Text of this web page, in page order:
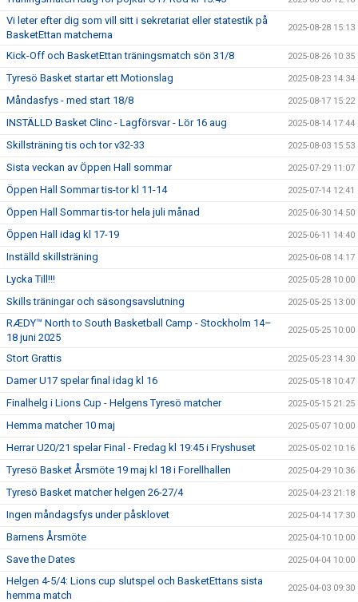
Vi leter efter dig som vill sitt i sekretariat eller statestik på
BasketEttan matcherna
2025-08-28 15:13
Kick-Off och BasketEttan träningsmatch sön 31/8 2025-08-26 10:35
Tyresö Basket startar ett Motionslag 2025-08-23 14:34
Måndasfys - med start 18/8 2025-08-17 15:22
INSTÄLLD Basket Clinc - Lagförsvar - Lör 16 aug 2025-08-14 17:44
Skillsträning tis och tor v32-33 2025-08-03 15:53
Sista veckan av Öppen Hall sommar 2025-07-29 11:07
Öppen Hall Sommar tis-tor kl 11-14 2025-07-14 12:41
Öppen Hall Sommar tis-tor hela juli månad 2025-06-30 14:50
Öppen Hall idag kl 17-19 2025-06-11 14:40
Inställd skillsträning 2025-06-08 14:17
Lycka Till!!! 2025-05-28 10:00
Skills träningar och säsongsavslutning 2025-05-25 13:00
RÆDY™ North to South Basketball Camp - Stockholm 14–
18 juni 2025
2025-05-25 10:00
Stort Grattis 2025-05-23 14:30
Damer U17 spelar final idag kl 16 2025-05-18 10:47
Finalhelg i Lions Cup - Helgens Tyresö matcher 2025-05-15 21:25
Hemma matcher 10 maj 2025-05-07 10:00
Herrar U20/21 spelar Final - Fredag kl 19:45 i Fryshuset 2025-05-02 10:16
Tyresö Basket Årsmöte 19 maj kl 18 i Forellhallen 2025-04-29 10:36
Tyresö Basket matcher helgen 26-27/4 2025-04-23 21:18
Ingen måndagsfys under påsklovet 2025-04-14 17:30
Barnens Årsmöte 2025-04-10 10:00
Save the Dates 2025-04-04 10:00
Helgen 4-5/4: Lions cup slutspel och BasketEttans sista
hemma match
2025-04-03 09:30